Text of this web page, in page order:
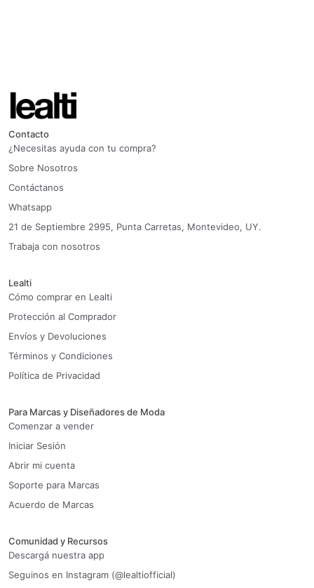
Contacto
¿Necesitas ayuda con tu compra?
Sobre Nosotros
Contáctanos
Whatsapp
21 de Septiembre 2995, Punta Carretas, Montevideo, UY.
Trabaja con nosotros
Lealti
Cómo comprar en Lealti
Protección al Comprador
Envíos y Devoluciones
Términos y Condiciones
Política de Privacidad
Para Marcas y Diseñadores de Moda
Comenzar a vender
Iniciar Sesión
Abrir mi cuenta
Soporte para Marcas
Acuerdo de Marcas
Comunidad y Recursos
Descargá nuestra app
Seguinos en Instagram (@lealtiofficial)